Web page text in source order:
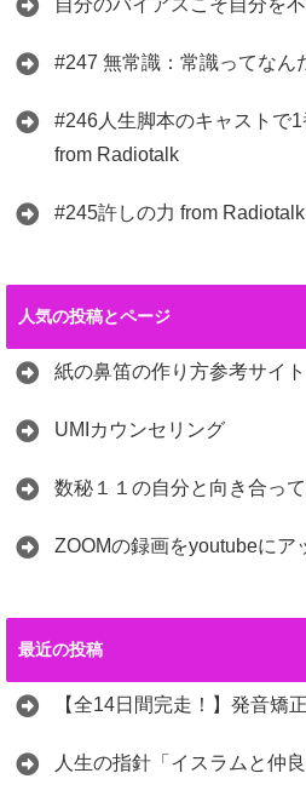
自分のバイアスこそ自分を
#247 無常識：常識ってなん
#246人生脚本のキャストで
from Radiotalk
#245許しの力 from Radiotalk
人気の投稿とページ
紙の鼻笛の作り方参考サイト
UMIカウンセリング
数秘１１の自分と向き合っ
ZOOMの録画をyoutubeにア
最近の投稿
【全14日間完走！】発音矯正
人生の指針「イスラムと仲